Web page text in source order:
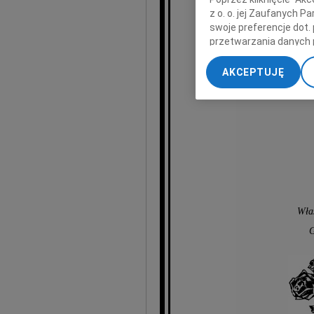
z o. o. jej Zaufanych
swoje preferencje dot.
przetwarzania danych
„Ustawienia
My, nasi Zaufani
dokładnych danych
Przechowywanie
AKCEPTUJĘ